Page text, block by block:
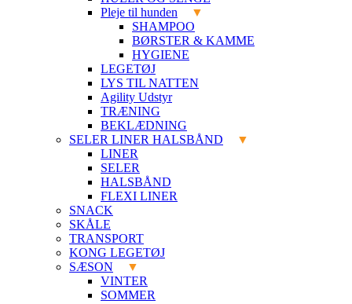
Pleje til hunden
SHAMPOO
BØRSTER & KAMME
HYGIENE
LEGETØJ
LYS TIL NATTEN
Agility Udstyr
TRÆNING
BEKLÆDNING
SELER LINER HALSBÅND
LINER
SELER
HALSBÅND
FLEXI LINER
SNACK
SKÅLE
TRANSPORT
KONG LEGETØJ
SÆSON
VINTER
SOMMER